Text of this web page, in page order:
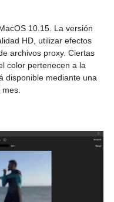
10.15. La versión
HD, utilizar efectos
archivos proxy. Ciertas
color pertenecen a la
disponible mediante una